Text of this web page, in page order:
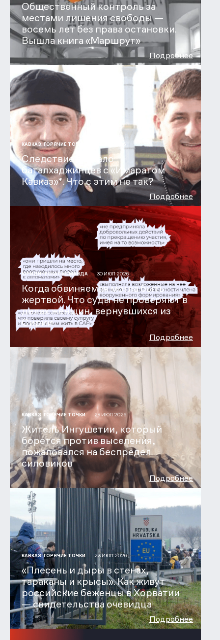
Общественный контроль за
местами лишения свободы —
восемь лет без права остановки.
Вышла книга «Маршрут»
Подробнее
КАВКАЗ. ГОРЯЧИЕ ТОЧКИ
Следствие связало
баталхаджинцев с «Имаратом
Кавказ»*. Что с этим не так?
Подробнее
ЮРИДИЧЕСКАЯ КОМАНДА 30 ИЮЛ 2026
Когда обвиняемая могла быть
жертвой. Что суды не проверяют в
делах женщин, вернувшихся из
Сирии
Подробнее
КАВКАЗ. ГОРЯЧИЕ ТОЧКИ 29 ИЮЛ 2026
Житель Ингушетии, который
борется против выселения,
пожаловался на беспредел
силовиков
Подробнее
КАВКАЗ. ГОРЯЧИЕ ТОЧКИ 23 ИЮЛ 2026
«Плесень и дыры в стенах,
тараканы и крысы». Как живут
российские беженцы в Хорватии
— свидетельства очевидца
Подробнее